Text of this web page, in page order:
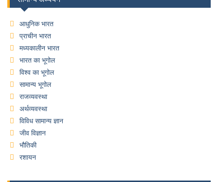
आधुनिक भारत
प्राचीन भारत
मध्यकालीन भारत
भारत का भूगोल
विश्व का भूगोल
सामान्य भूगोल
राजव्यवस्था
अर्थव्यवस्था
विविध सामान्य ज्ञान
जीव विज्ञान
भौतिकी
रशायन